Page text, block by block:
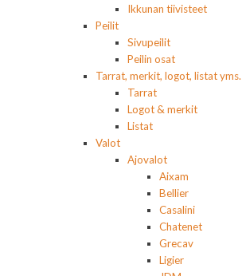
Ikkunan tiivisteet
Peilit
Sivupeilit
Peilin osat
Tarrat, merkit, logot, listat yms.
Tarrat
Logot & merkit
Listat
Valot
Ajovalot
Aixam
Bellier
Casalini
Chatenet
Grecav
Ligier